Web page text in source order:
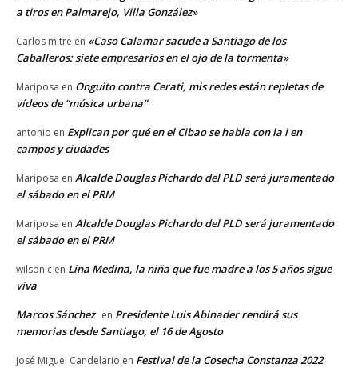
a tiros en Palmarejo, Villa González»
Carlos mitre en «Caso Calamar sacude a Santiago de los
Caballeros: siete empresarios en el ojo de la tormenta»
Mariposa en Onguito contra Cerati, mis redes están repletas de
vídeos de “música urbana”
antonio en Explican por qué en el Cibao se habla con la i en
campos y ciudades
Mariposa en Alcalde Douglas Pichardo del PLD será juramentado
el sábado en el PRM
Mariposa en Alcalde Douglas Pichardo del PLD será juramentado
el sábado en el PRM
wilson c en Lina Medina, la niña que fue madre a los 5 años sigue
viva
Marcos Sánchez en Presidente Luis Abinader rendirá sus
memorias desde Santiago, el 16 de Agosto
José Miguel Candelario en Festival de la Cosecha Constanza 2022